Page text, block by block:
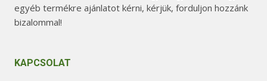
egyéb termékre ajánlatot kérni, kérjük, forduljon hozzánk
bizalommal!
KAPCSOLAT